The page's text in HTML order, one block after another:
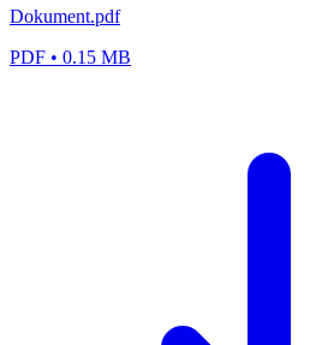
Dokument.pdf
PDF • 0.15 MB